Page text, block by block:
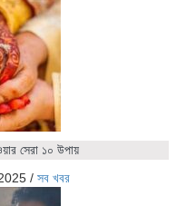
সেরা ১০ উপায়
/ সব খবর